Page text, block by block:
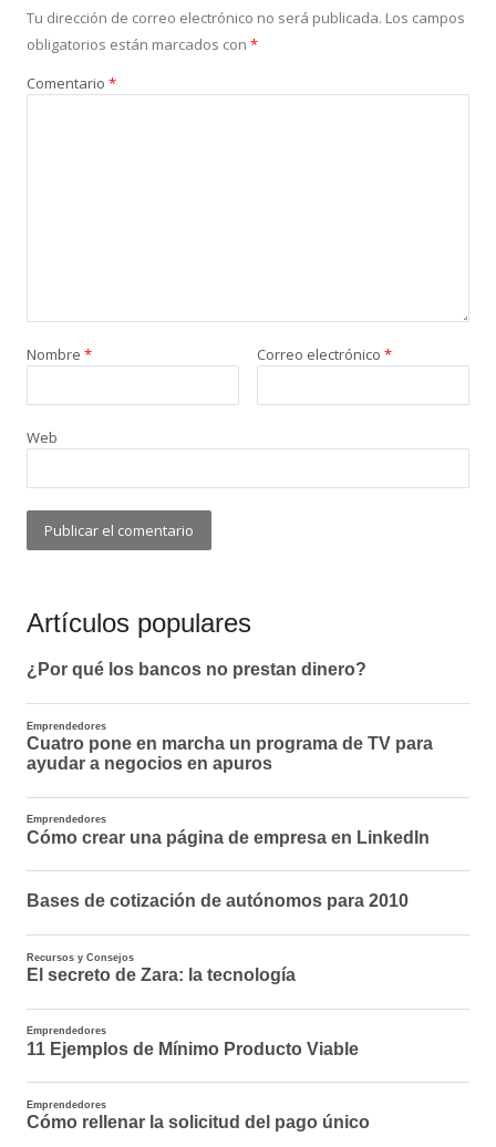
Tu dirección de correo electrónico no será publicada. Los campos
obligatorios están marcados con *
Comentario *
Nombre * Correo electrónico *
Web
Artículos populares